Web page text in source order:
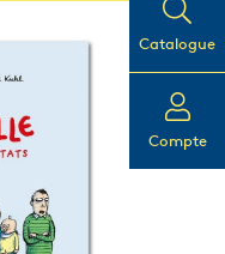
Catalogue
Compte